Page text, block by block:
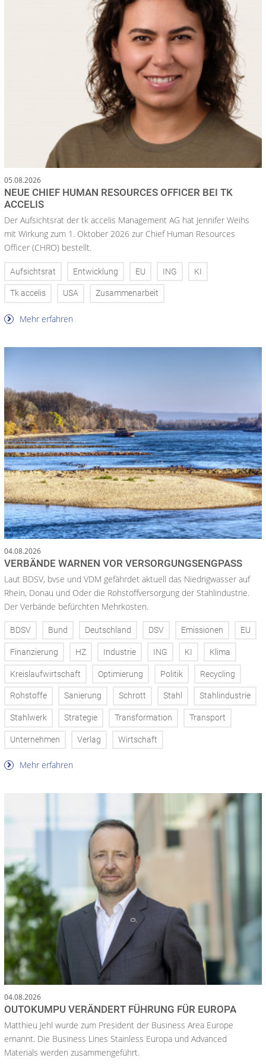
05.08.2026
NEUE CHIEF HUMAN RESOURCES OFFICER BEI TK
ACCELIS
Der Aufsichtsrat der tk accelis Management AG hat Jennifer Weihs
mit Wirkung zum 1. Oktober 2026 zur Chief Human Resources
Officer (CHRO) bestellt.
Aufsichtsrat Entwicklung EU ING KI
Tk accelis USA Zusammenarbeit
Mehr erfahren
04.08.2026
VERBÄNDE WARNEN VOR VERSORGUNGSENGPASS
Laut BDSV, bvse und VDM gefährdet aktuell das Niedrigwasser auf
Rhein, Donau und Oder die Rohstoffversorgung der Stahlindustrie.
Der Verbände befürchten Mehrkosten.
BDSV Bund Deutschland DSV Emissionen EU
Finanzierung HZ Industrie ING KI Klima
Kreislaufwirtschaft Optimierung Politik Recycling
Rohstoffe Sanierung Schrott Stahl Stahlindustrie
Stahlwerk Strategie Transformation Transport
Unternehmen Verlag Wirtschaft
Mehr erfahren
04.08.2026
OUTOKUMPU VERÄNDERT FÜHRUNG FÜR EUROPA
Matthieu Jehl wurde zum President der Business Area Europe
ernannt. Die Business Lines Stainless Europa und Advanced
Materials werden zusammengeführt.